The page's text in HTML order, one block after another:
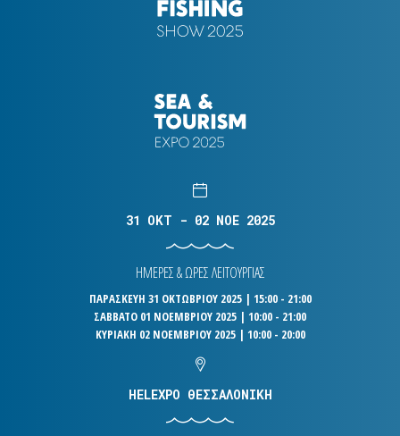
31 OKT - 02 NOE 2025
ΗΜΕΡΕΣ & ΩΡΕΣ ΛΕΙΤΟΥΡΓΙΑΣ
ΠΑΡΑΣΚΕΥΗ 31 ΟΚΤΩΒΡΙΟΥ 2025 | 15:00 - 21:00
ΣΑΒΒΑΤΟ 01 ΝΟΕΜΒΡΙΟΥ 2025 | 10:00 - 21:00
ΚΥΡΙΑΚΗ 02 ΝΟΕΜΒΡΙΟΥ 2025 | 10:00 - 20:00
HELEXPO ΘΕΣΣΑΛΟΝΙΚΗ